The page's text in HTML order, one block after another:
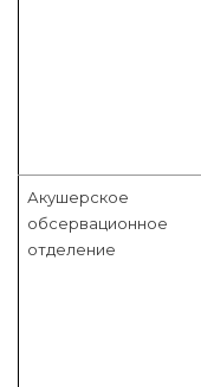
Акушерское
обсервационное
отделение